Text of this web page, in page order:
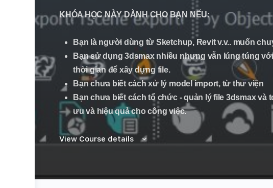
KHÓA HỌC NÀY DÀNH CHO BẠN NẾU:
Bạn là người dùng từ Sketchup, Revit v.v.. muốn
Bạn sử dụng 3dsmax nhiều nhưng vẫn lúng túng
thời gian để xây dựng file.
Bạn chưa biết cách xử lý model import, từ thư viện
Bạn chưa biết cách tổ chức - quản lý file 3dsmax và
ưu và hiệu quả cho công việc.
View Course details